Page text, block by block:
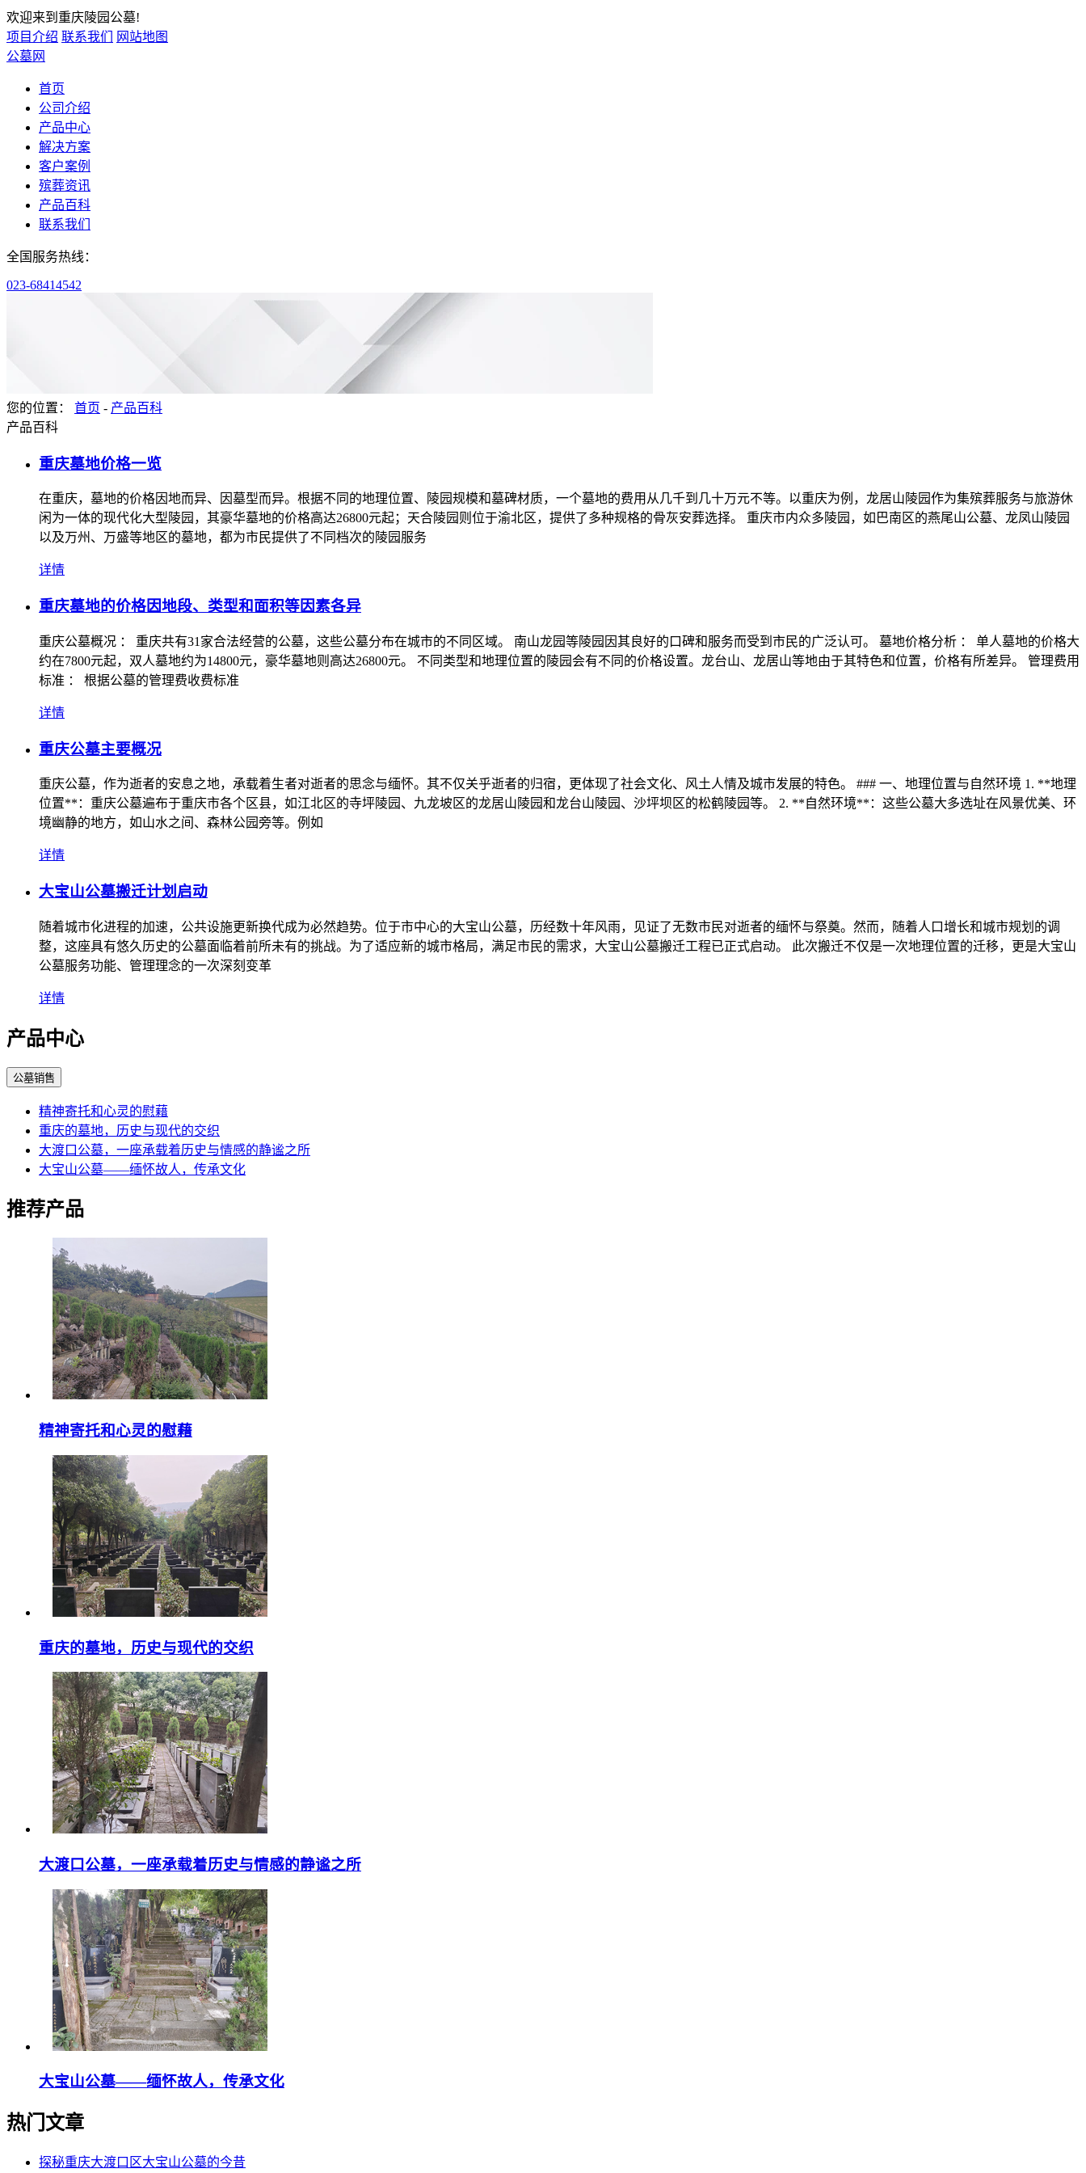
欢迎来到重庆陵园公墓!
项目介绍 联系我们
网站地图
公墓网
首页
公司介绍
产品中心
解决方案
客户案例
殡葬资讯
产品百科
联系我们
全国服务热线：
023-68414542
您的位置： 首页 - 产品百科
产品百科
重庆墓地价格一览
在重庆，墓地的价格因地而异、因墓型而异。根据不同的地理位置、陵园规模和墓碑材质，一个墓地的费用从几千到几十万元不等。以重庆为例，龙居山陵园作为集殡葬服务与旅游休
闲为一体的现代化大型陵园，其豪华墓地的价格高达26800元起；天合陵园则位于渝北区，提供了多种规格的骨灰安葬选择。 重庆市内众多陵园，如巴南区的燕尾山公墓、龙凤山陵园
以及万州、万盛等地区的墓地，都为市民提供了不同档次的陵园服务
详情
重庆墓地的价格因地段、类型和面积等因素各异
重庆公墓概况 ： 重庆共有31家合法经营的公墓，这些公墓分布在城市的不同区域。 南山龙园等陵园因其良好的口碑和服务而受到市民的广泛认可。 墓地价格分析 ： 单人墓地的价格大
约在7800元起，双人墓地约为14800元，豪华墓地则高达26800元。 不同类型和地理位置的陵园会有不同的价格设置。龙台山、龙居山等地由于其特色和位置，价格有所差异。 管理费用
标准 ： 根据公墓的管理费收费标准
详情
重庆公墓主要概况
重庆公墓，作为逝者的安息之地，承载着生者对逝者的思念与缅怀。其不仅关乎逝者的归宿，更体现了社会文化、风土人情及城市发展的特色。 ### 一、地理位置与自然环境 1. **地理
位置**：重庆公墓遍布于重庆市各个区县，如江北区的寺坪陵园、九龙坡区的龙居山陵园和龙台山陵园、沙坪坝区的松鹤陵园等。 2. **自然环境**：这些公墓大多选址在风景优美、环
境幽静的地方，如山水之间、森林公园旁等。例如
详情
大宝山公墓搬迁计划启动
随着城市化进程的加速，公共设施更新换代成为必然趋势。位于市中心的大宝山公墓，历经数十年风雨，见证了无数市民对逝者的缅怀与祭奠。然而，随着人口增长和城市规划的调
整，这座具有悠久历史的公墓面临着前所未有的挑战。为了适应新的城市格局，满足市民的需求，大宝山公墓搬迁工程已正式启动。 此次搬迁不仅是一次地理位置的迁移，更是大宝山
公墓服务功能、管理理念的一次深刻变革
详情
产品中心
公墓销售
精神寄托和心灵的慰藉
重庆的墓地，历史与现代的交织
大渡口公墓，一座承载着历史与情感的静谧之所
大宝山公墓——缅怀故人，传承文化
推荐产品
精神寄托和心灵的慰藉
重庆的墓地，历史与现代的交织
大渡口公墓，一座承载着历史与情感的静谧之所
大宝山公墓——缅怀故人，传承文化
热门文章
探秘重庆大渡口区大宝山公墓的今昔